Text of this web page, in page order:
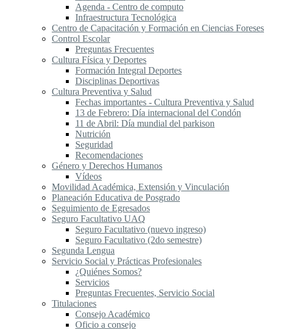
Agenda - Centro de computo
Infraestructura Tecnológica
Centro de Capacitación y Formación en Ciencias Foreses
Control Escolar
Preguntas Frecuentes
Cultura Física y Deportes
Formación Integral Deportes
Disciplinas Deportivas
Cultura Preventiva y Salud
Fechas importantes - Cultura Preventiva y Salud
13 de Febrero: Día internacional del Condón
11 de Abril: Día mundial del parkison
Nutrición
Seguridad
Recomendaciones
Género y Derechos Humanos
Vídeos
Movilidad Académica, Extensión y Vinculación
Planeación Educativa de Posgrado
Seguimiento de Egresados
Seguro Facultativo UAQ
Seguro Facultativo (nuevo ingreso)
Seguro Facultativo (2do semestre)
Segunda Lengua
S​ervicio Social y Prácticas Profesionales
¿Quiénes Somos?
Servicios
Preguntas Frecuentes, Servicio Social
Titulaciones
Consejo Académico
Oficio a consejo